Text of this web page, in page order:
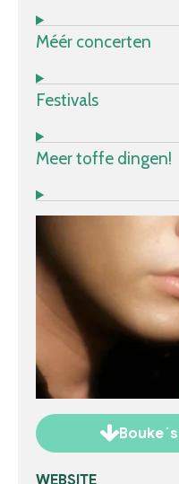
Méér concerten
Festivals
Meer toffe dingen!
WEBSITE